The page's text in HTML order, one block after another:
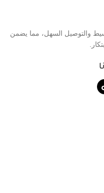
والتوصيل السهل، مما يضمن